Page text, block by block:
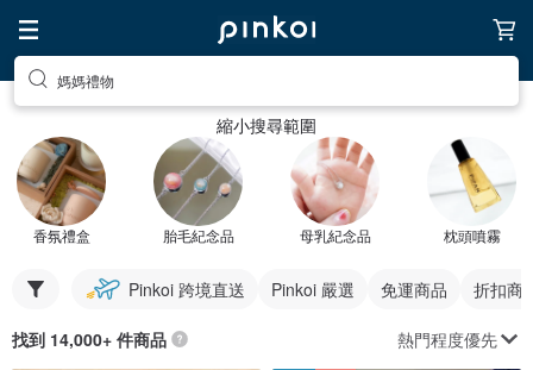
媽媽禮物
縮小搜尋範圍
香氛禮盒 胎毛紀念品 母乳紀念品 枕頭噴霧
Pinkoi 跨境直送 Pinkoi 嚴選 免運商品 折扣商
找到 14,000+ 件商品 熱門程度優先